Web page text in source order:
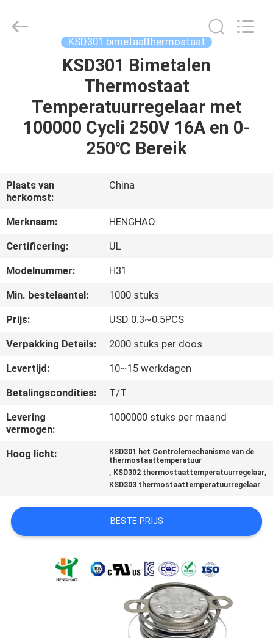
PRODUCTEN
OVER
ONS
FABRIEKSREIS
KWALITEITSCONTROLE
CONTACTEER
ONS
NIEUWS
ALLE
GEVALLEN
PRIVACY
POLICY
KSD301 bimetaalthermostaat
KSD301 Bimetalen
Thermostaat
Temperatuurregelaar met
100000 Cycli 250V 16A en 0-
250℃ Bereik
Plaats van
herkomst:
China
Merknaam:
HENGHAO
Certificering:
UL
Modelnummer:
H31
Min. bestelaantal:
1000 stuks
Prijs:
USD 0.3~0.5PCS
Verpakking Details:
2000 stuks per doos
Levertijd:
10~15 werkdagen
Betalingscondities:
T/T
Levering
vermogen:
1000000 stuks per maand
Hoog licht:
KSD301 het Controlemechanisme van de
thermostaattemperatuur
, KSD302 thermostaattemperatuurregelaar,
KSD303 thermostaattemperatuurregelaar
BESTE PRIJS